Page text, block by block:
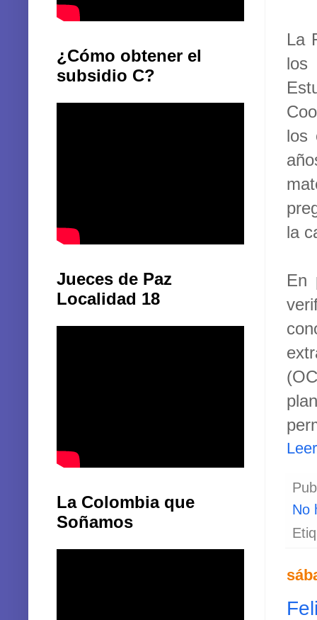
La
los
los
la
En
No
¿Cómo obtener el
subsidio C?
Jueces de Paz
Localidad 18
La Colombia que
Soñamos